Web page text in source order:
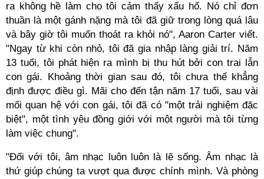
ra không hề làm cho tôi cảm thấy xấu hổ. Nó chỉ đơn
thuần là một gánh nặng mà tôi đã giữ trong lòng quá lâu
và bây giờ tôi muốn thoát ra khỏi nó", Aaron Carter viết.
"Ngay từ khi còn nhỏ, tôi đã gia nhập làng giải trí. Năm
13 tuổi, tôi phát hiện ra mình bị thu hút bởi con trai lẫn
con gái. Khoảng thời gian sau đó, tôi chưa thể khẳng
định được điều gì. Mãi cho đến tận năm 17 tuổi, sau vài
mối quan hệ với con gái, tôi đã có "một trải nghiệm đặc
biệt", một tình yêu đồng giới với một người mà tôi từng
làm việc chung".
"Đối với tôi, âm nhạc luôn luôn là lẽ sống. Âm nhạc là
thứ giúp chúng ta vượt qua được chính mình. Và phòng